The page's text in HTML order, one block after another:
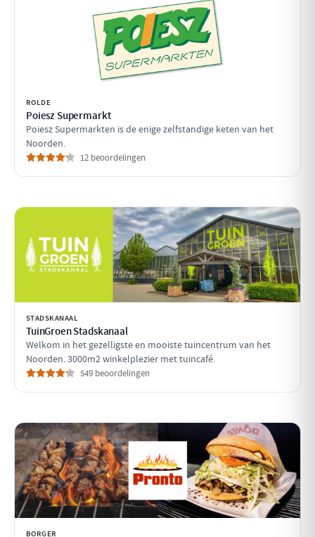
ROLDE
Poiesz Supermarkt
Poiesz Supermarkten is de enige zelfstandige keten van het
Noorden.
12 beoordelingen
STADSKANAAL
TuinGroen Stadskanaal
Welkom in het gezelligste en mooiste tuincentrum van het
Noorden. 3000m2 winkelplezier met tuincafé.
549 beoordelingen
BORGER